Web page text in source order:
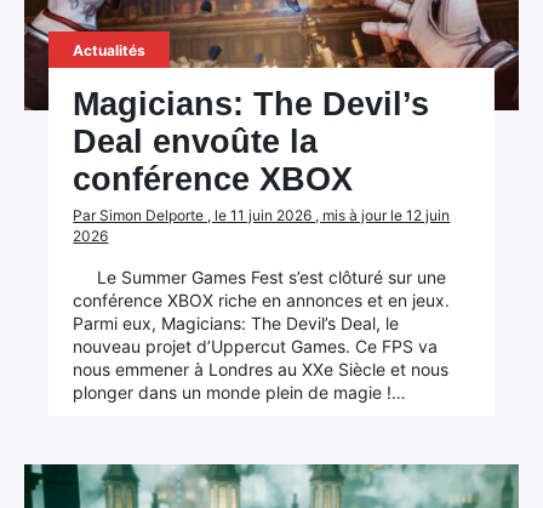
Actualités
Magicians: The Devil’s
Deal envoûte la
conférence XBOX
Par Simon Delporte , le 11 juin 2026 , mis à jour le 12 juin
2026
Le Summer Games Fest s’est clôturé sur une
conférence XBOX riche en annonces et en jeux.
Parmi eux, Magicians: The Devil’s Deal, le
nouveau projet d’Uppercut Games. Ce FPS va
nous emmener à Londres au XXe Siècle et nous
plonger dans un monde plein de magie !…